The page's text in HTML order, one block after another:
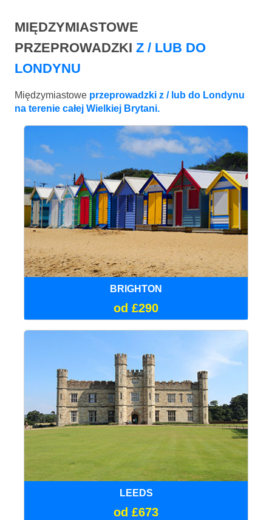
MIĘDZYMIASTOWE
PRZEPROWADZKI Z / LUB DO
LONDYNU
Międzymiastowe przeprowadzki z / lub do Londynu
na terenie całej Wielkiej Brytani.
BRIGHTON
od £290
LEEDS
od £673